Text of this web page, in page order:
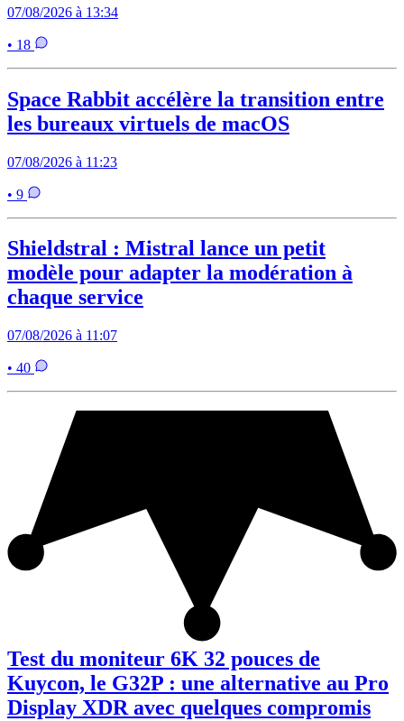
07/08/2026 à 13:34
• 18
Space Rabbit accélère la transition entre
les bureaux virtuels de macOS
07/08/2026 à 11:23
• 9
Shieldstral : Mistral lance un petit
modèle pour adapter la modération à
chaque service
07/08/2026 à 11:07
• 40
Test du moniteur 6K 32 pouces de
Kuycon, le G32P : une alternative au Pro
Display XDR avec quelques compromis